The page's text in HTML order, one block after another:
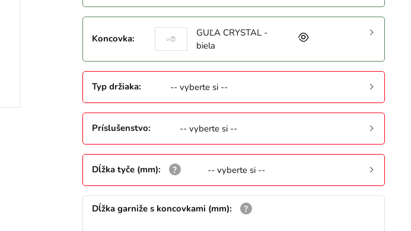
Koncovka:
GUĽA CRYSTAL -
biela
Typ držiaka: -- vyberte si --
Príslušenstvo: -- vyberte si --
Dĺžka tyče (mm): -- vyberte si --
Dĺžka garniže s koncovkami (mm):